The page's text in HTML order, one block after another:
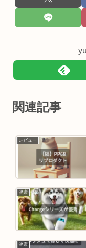
関連記事
レビュー
健康
健康